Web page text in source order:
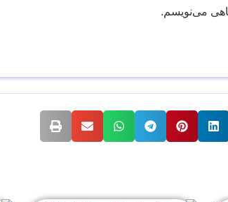
می‌نویسم.